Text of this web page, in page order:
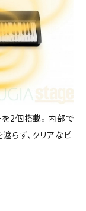
2個搭載。 内部で
らず、クリアなピ